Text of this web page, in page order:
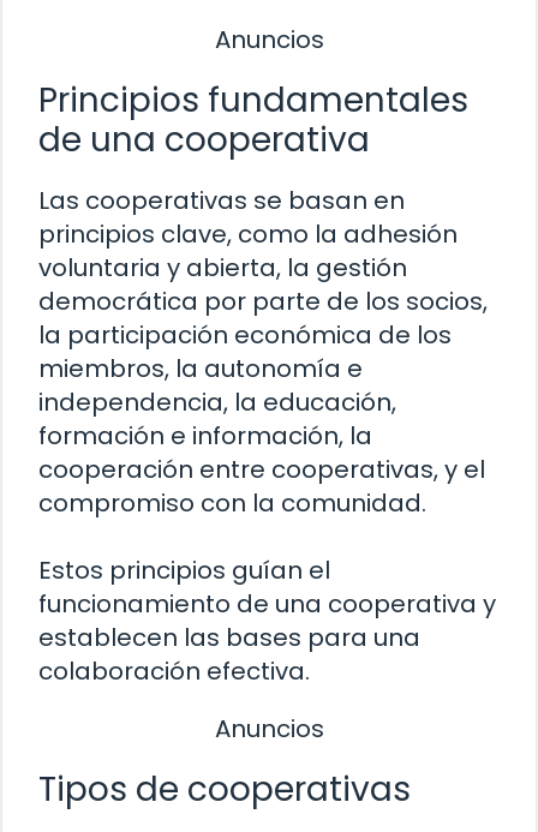
Anuncios
Principios fundamentales
de una cooperativa
Las cooperativas se basan en
principios clave, como la adhesión
voluntaria y abierta, la gestión
democrática por parte de los socios,
la participación económica de los
miembros, la autonomía e
independencia, la educación,
formación e información, la
cooperación entre cooperativas, y el
compromiso con la comunidad.
Estos principios guían el
funcionamiento de una cooperativa y
establecen las bases para una
colaboración efectiva.
Anuncios
Tipos de cooperativas